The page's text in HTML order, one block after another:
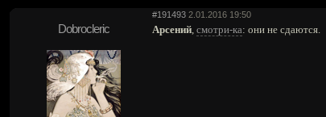
#191493 2.01.2016 19:50
Dobrocleric Арсений, смотри-ка: они не сдаются.